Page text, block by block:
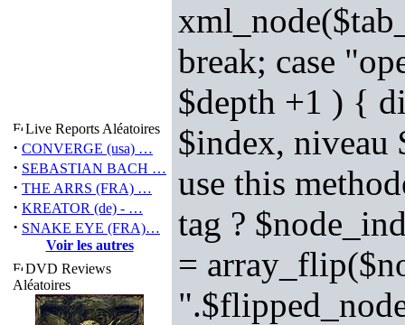
Live Reports Aléatoires
· CONVERGE (usa) …
· SEBASTIAN BACH …
· THE ARRS (FRA) …
· KREATOR (de) - …
· SNAKE EYE (FRA)…
Voir les autres
DVD Reviews
Aléatoires
break; case
$depth +1 ) {
$index, niveau
use this
tag ?
=